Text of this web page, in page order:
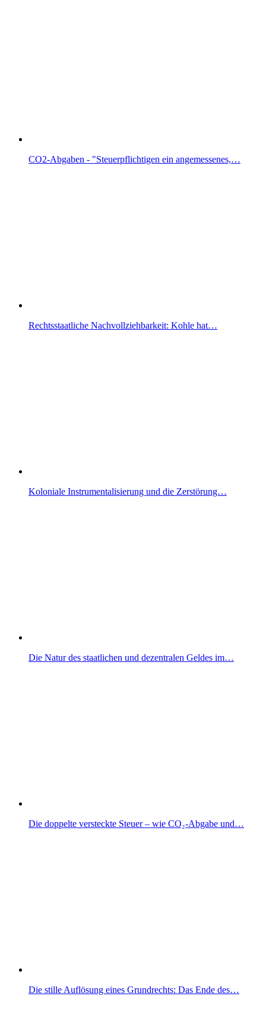
CO2-Abgaben - "Steuerpflichtigen ein angemessenes,…
Rechtsstaatliche Nachvollziehbarkeit: Kohle hat…
Koloniale Instrumentalisierung und die Zerstörung…
Die Natur des staatlichen und dezentralen Geldes im…
Die doppelte versteckte Steuer – wie CO₂-Abgabe und…
Die stille Auflösung eines Grundrechts: Das Ende des…